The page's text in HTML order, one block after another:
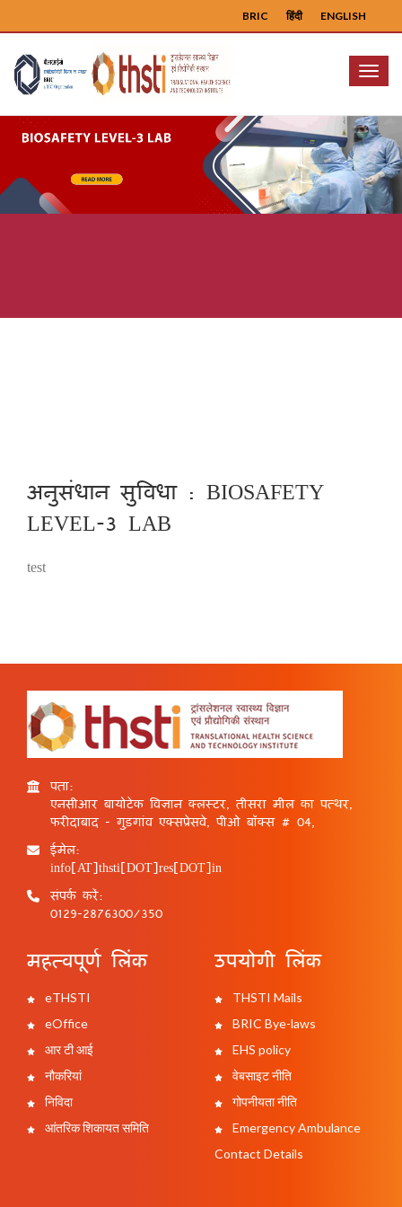
ENGLISH
हिंदी
BRIC
Menu
अनुसंधान सुविधा : BIOSAFETY
LEVEL-3 LAB
test
पता:
एनसीआर बायोटेक विज्ञान क्लस्टर, तीसरा मील का पत्थर,
फरीदाबाद - गुड़गांव एक्सप्रेसवे, पीओ बॉक्स # 04,
ईमेल:
info[AT]thsti[DOT]res[DOT]in
संपर्क करें:
0129-2876300/350
महत्वपूर्ण लिंक
eTHSTI
eOffice
आर टी आई
नौकरियां
निविदा
आंतरिक शिकायत समिति
उपयोगी लिंक
THSTI Mails
BRIC Bye-laws
EHS policy
वेबसाइट नीति
गोपनीयता नीति
Emergency Ambulance
Contact Details